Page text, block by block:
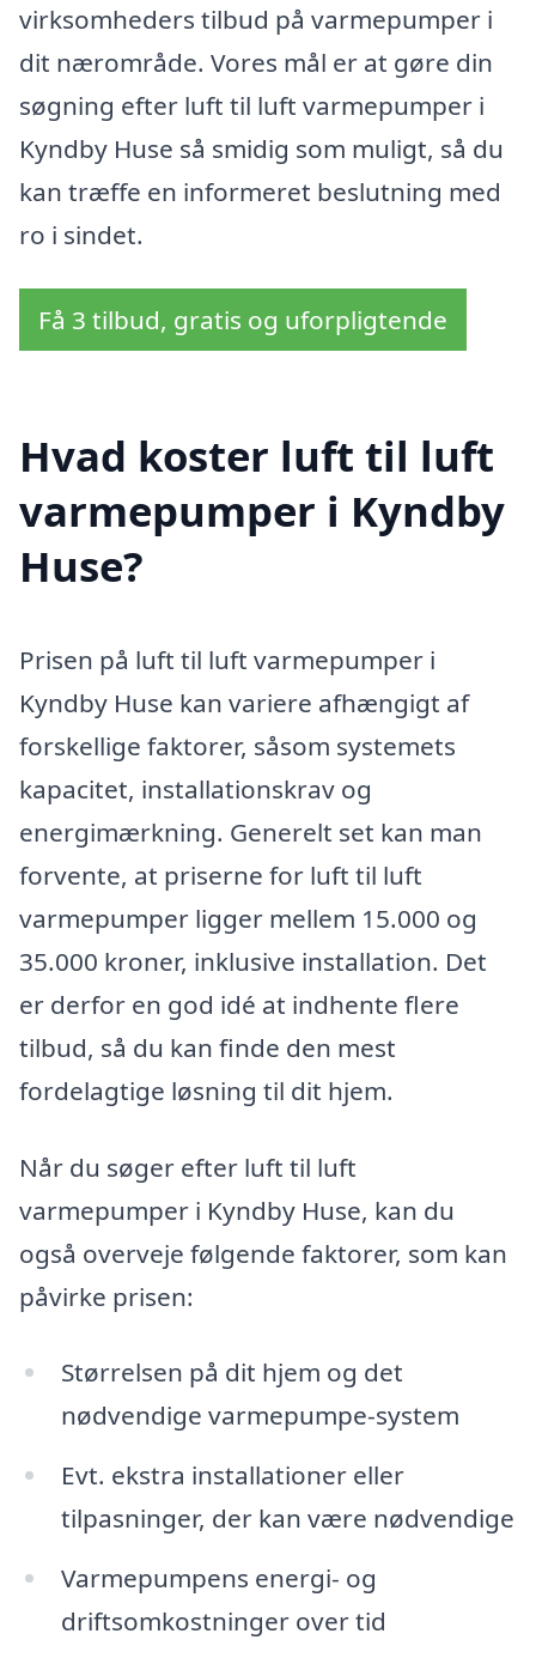
virksomheders tilbud på varmepumper i
dit nærområde. Vores mål er at gøre din
søgning efter luft til luft varmepumper i
Kyndby Huse så smidig som muligt, så du
kan træffe en informeret beslutning med
ro i sindet.
Få 3 tilbud, gratis og uforpligtende
Hvad koster luft til luft
varmepumper i Kyndby
Huse?
Prisen på luft til luft varmepumper i
Kyndby Huse kan variere afhængigt af
forskellige faktorer, såsom systemets
kapacitet, installationskrav og
energimærkning. Generelt set kan man
forvente, at priserne for luft til luft
varmepumper ligger mellem 15.000 og
35.000 kroner, inklusive installation. Det
er derfor en god idé at indhente flere
tilbud, så du kan finde den mest
fordelagtige løsning til dit hjem.
Når du søger efter luft til luft
varmepumper i Kyndby Huse, kan du
også overveje følgende faktorer, som kan
påvirke prisen:
Størrelsen på dit hjem og det
nødvendige varmepumpe-system
Evt. ekstra installationer eller
tilpasninger, der kan være nødvendige
Varmepumpens energi- og
driftsomkostninger over tid